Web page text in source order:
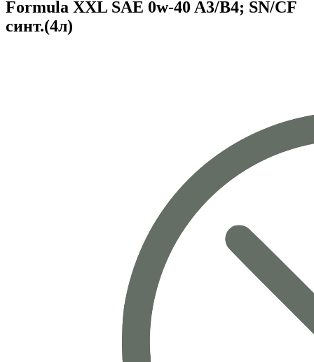
Formula XXL SAE 0w-40 A3/B4; SN/CF
синт.(4л)